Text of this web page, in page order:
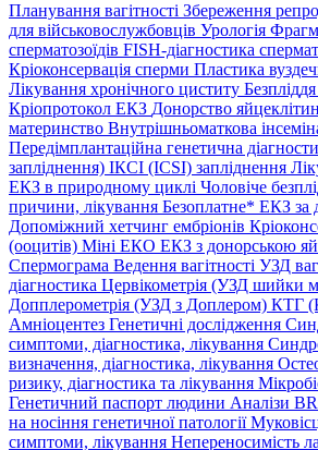
Планування вагітності Збереження
для військовослужбовців Урологія
сперматозоїдів FISH-діагностика
Кріоконсервація сперми Пластика
Лікування хронічного циститу
Кріопротокол ЕКЗ Донорство
материнство Внутрішньоматкова
Передімплантаційна генетична
запліднення) ІКСІ (ICSI) запліднення
ЕКЗ в природному циклі Чоловіче
причини, лікування Безоплатне* ЕКЗ
Допоміжний хетчинг ембріонів
(ооцитів) Міні ЕКО ЕКЗ з донорською
Спермограма Ведення вагітності УЗД
діагностика Цервікометрія (УЗД шийки
Допплерометрія (УЗД з Доплером) КТГ
Амніоцентез Генетичні дослідження
симптоми, дiагностика, лiкування
визначення, діагностика, лікування
ризику, діагностика та лікування
Генетичний паспорт людини Аналізи
на носіння генетичної патології
симптоми, лікування Непереносимість